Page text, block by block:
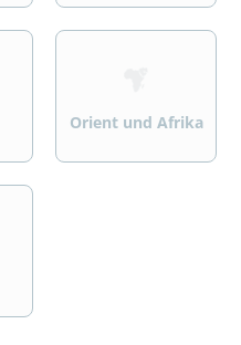
>
Orient und Afrika